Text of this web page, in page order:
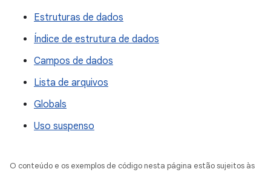
Estruturas de dados
Índice de estrutura de dados
Campos de dados
Lista de arquivos
Globals
Uso suspenso
O conteúdo e os exemplos de código nesta página estão sujeitos às